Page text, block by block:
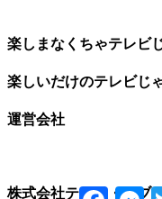
楽しまなくちゃテレビ
楽しいだけのテレビじ
運営会社
株式会社テイク・セブ
Facebook